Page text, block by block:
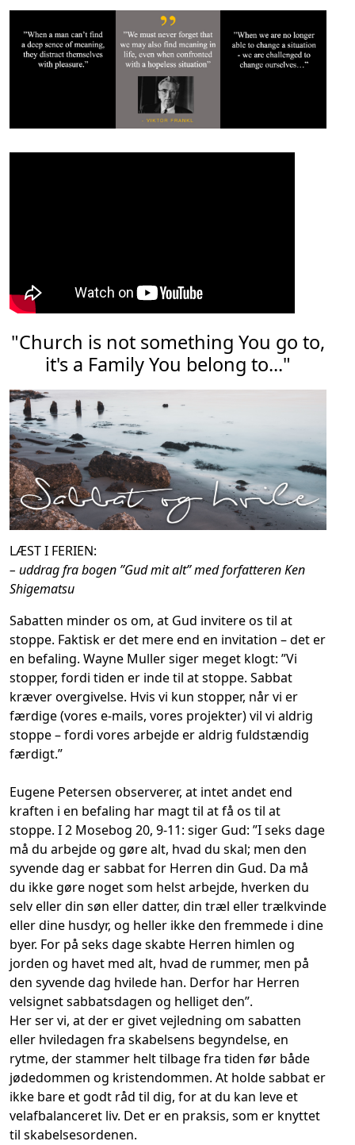
"Church is not something You go to,
it's a Family You belong to..."
LÆST I FERIEN:
– uddrag fra bogen ”Gud mit alt” med forfatteren Ken
Shigematsu
Sabatten minder os om, at Gud invitere os til at
stoppe. Faktisk er det mere end en invitation – det er
en befaling. Wayne Muller siger meget klogt: ”Vi
stopper, fordi tiden er inde til at stoppe. Sabbat
kræver overgivelse. Hvis vi kun stopper, når vi er
færdige (vores e-mails, vores projekter) vil vi aldrig
stoppe – fordi vores arbejde er aldrig fuldstændig
færdigt.”
Eugene Petersen observerer, at intet andet end
kraften i en befaling har magt til at få os til at
stoppe. I 2 Mosebog 20, 9-11: siger Gud: ”I seks dage
må du arbejde og gøre alt, hvad du skal; men den
syvende dag er sabbat for Herren din Gud. Da må
du ikke gøre noget som helst arbejde, hverken du
selv eller din søn eller datter, din træl eller trælkvinde
eller dine husdyr, og heller ikke den fremmede i dine
byer. For på seks dage skabte Herren himlen og
jorden og havet med alt, hvad de rummer, men på
den syvende dag hvilede han. Derfor har Herren
velsignet sabbatsdagen og helliget den”.
Her ser vi, at der er givet vejledning om sabatten
eller hviledagen fra skabelsens begyndelse, en
rytme, der stammer helt tilbage fra tiden før både
jødedommen og kristendommen. At holde sabbat er
ikke bare et godt råd til dig, for at du kan leve et
velafbalanceret liv. Det er en praksis, som er knyttet
til skabelsesordenen.